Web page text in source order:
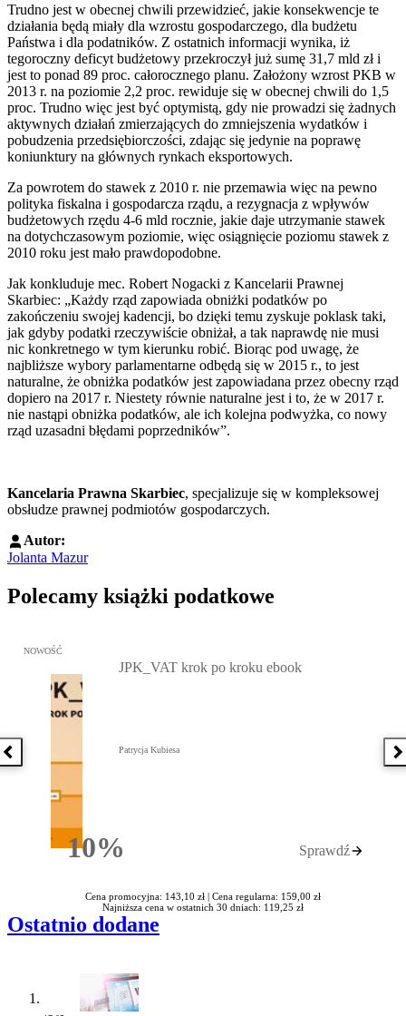
Trudno jest w obecnej chwili przewidzieć, jakie konsekwencje te
działania będą miały dla wzrostu gospodarczego, dla budżetu
Państwa i dla podatników. Z ostatnich informacji wynika, iż
tegoroczny deficyt budżetowy przekroczył już sumę 31,7 mld zł i
jest to ponad 89 proc. całorocznego planu. Założony wzrost PKB w
2013 r. na poziomie 2,2 proc. rewiduje się w obecnej chwili do 1,5
proc. Trudno więc jest być optymistą, gdy nie prowadzi się żadnych
aktywnych działań zmierzających do zmniejszenia wydatków i
pobudzenia przedsiębiorczości, zdając się jedynie na poprawę
koniunktury na głównych rynkach eksportowych.
Za powrotem do stawek z 2010 r. nie przemawia więc na pewno
polityka fiskalna i gospodarcza rządu, a rezygnacja z wpływów
budżetowych rzędu 4-6 mld rocznie, jakie daje utrzymanie stawek
na dotychczasowym poziomie, więc osiągnięcie poziomu stawek z
2010 roku jest mało prawdopodobne.
Jak konkluduje mec. Robert Nogacki z Kancelarii Prawnej
Skarbiec: „Każdy rząd zapowiada obniżki podatków po
zakończeniu swojej kadencji, bo dzięki temu zyskuje poklask taki,
jak gdyby podatki rzeczywiście obniżał, a tak naprawdę nie musi
nic konkretnego w tym kierunku robić. Biorąc pod uwagę, że
najbliższe wybory parlamentarne odbędą się w 2015 r., to jest
naturalne, że obniżka podatków jest zapowiadana przez obecny rząd
dopiero na 2017 r. Niestety równie naturalne jest i to, że w 2017 r.
nie nastąpi obniżka podatków, ale ich kolejna podwyżka, co nowy
rząd uzasadni błędami poprzedników”.
Kancelaria Prawna Skarbiec, specjalizuje się w kompleksowej
obsłudze prawnej podmiotów gospodarczych.
Autor:
Jolanta Mazur
Polecamy książki podatkowe
Poprzednia książka
Przejdź do: JPK_VAT krok po kroku ebook, Patrycja Kubiesa -
NOWOŚĆ
10%Rabatu
JPK_VAT krok po kroku ebook
Patrycja Kubiesa
Sprawdź
Cena promocyjna: 143,10 zł | Cena regularna: 159,00 zł
Najniższa cena w ostatnich 30 dniach: 119,25 zł
Ostatnio dodane